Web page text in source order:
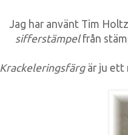
Jag har använt Tim
sifferstämpelfrån
Krackeleringsfärg är ju ett